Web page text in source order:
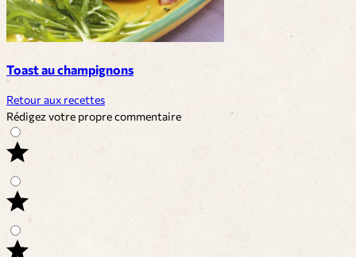
Toast au champignons
Retour aux recettes
Rédigez votre propre commentaire